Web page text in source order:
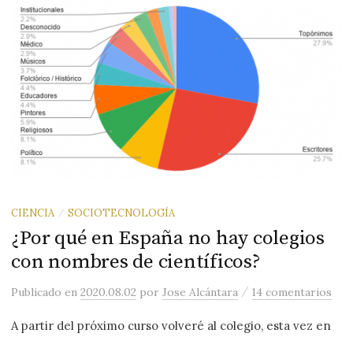
CIENCIA / SOCIOTECNOLOGÍA
¿Por qué en España no hay colegios
con nombres de científicos?
Publicadoen2020.08.02 porJose Alcántara /14 comentarios
A partir del próximo curso volveré al colegio, esta vez en